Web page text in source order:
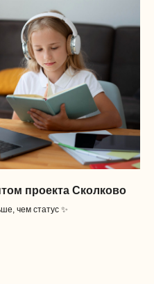
проекта Сколково
чем статус ✨